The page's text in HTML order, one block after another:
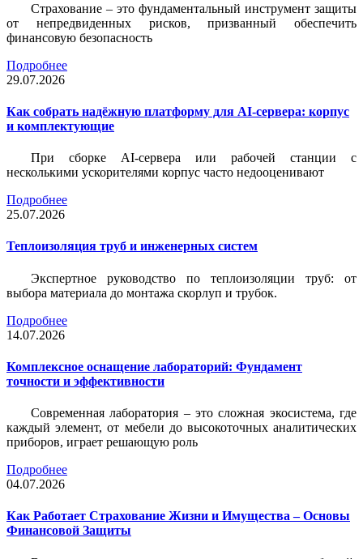
Страхование – это фундаментальный инструмент защиты
от непредвиденных рисков, призванный обеспечить
финансовую безопасность
Подробнее
29.07.2026
Как собрать надёжную платформу для AI-сервера: корпус
и комплектующие
При сборке AI-сервера или рабочей станции с
несколькими ускорителями корпус часто недооценивают
Подробнее
25.07.2026
Теплоизоляция труб и инженерных систем
Экспертное руководство по теплоизоляции труб: от
выбора материала до монтажа скорлуп и трубок.
Подробнее
14.07.2026
Комплексное оснащение лабораторий: Фундамент
точности и эффективности
Современная лаборатория – это сложная экосистема, где
каждый элемент, от мебели до высокоточных аналитических
приборов, играет решающую роль
Подробнее
04.07.2026
Как Работает Страхование Жизни и Имущества – Основы
Финансовой Защиты